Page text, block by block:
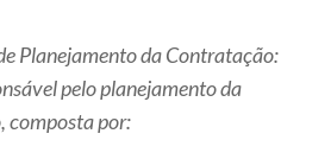
Planejamento da Contratação:
pelo planejamento da
composta por: